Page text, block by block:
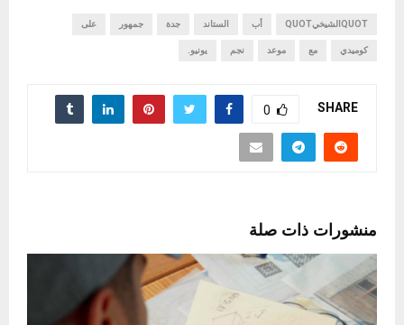
QUOTالشيخيQUOT أب الستاند جدة جمهور على
كوميدي مع موعد نجم يونيو.
SHARE
0
منشورات ذات صلة